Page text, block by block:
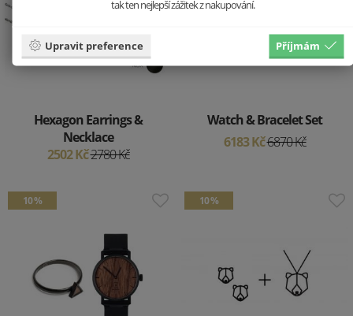
Hexagon Earrings &
Necklace
2502 Kč2780 Kč
Watch & Bracelet Set
6183 Kč6870 Kč
10 % 10 %
tak ten nejlepší zážitek z nakupování.
Upravit preference Příjmám